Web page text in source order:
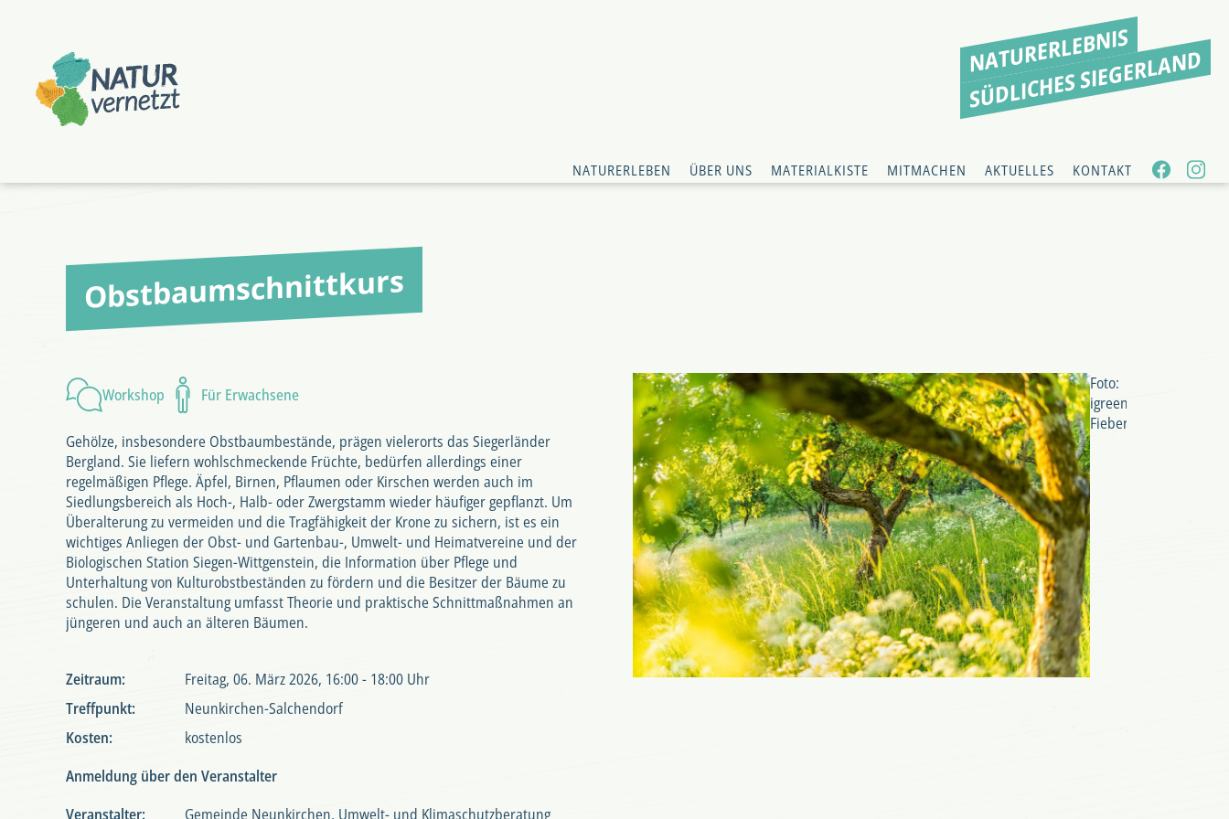
springen
springen
NATURERLEBNIS
SÜDLICHES SIEGERLAND
NATURERLEBEN ÜBER UNS MATERIALKISTE MITMACHEN AKTUELLES KONTAKT
Obstbaumschnittkurs
Workshop Für Erwachsene
Gehölze, insbesondere Obstbaumbestände, prägen vielerorts das Siegerländer
Bergland. Sie liefern wohlschmeckende Früchte, bedürfen allerdings einer
regelmäßigen Pflege. Äpfel, Birnen, Pflaumen oder Kirschen werden auch im
Siedlungsbereich als Hoch-, Halb- oder Zwergstamm wieder häufiger gepflanzt. Um
Überalterung zu vermeiden und die Tragfähigkeit der Krone zu sichern, ist es ein
wichtiges Anliegen der Obst- und Gartenbau-, Umwelt- und Heimatvereine und der
Biologischen Station Siegen-Wittgenstein, die Information über Pflege und
Unterhaltung von Kulturobstbeständen zu fördern und die Besitzer der Bäume zu
schulen. Die Veranstaltung umfasst Theorie und praktische Schnittmaßnahmen an
jüngeren und auch an älteren Bäumen.
Zeitraum:
Freitag, 06. März 2026, 16:00 - 18:00 Uhr
Treffpunkt:
Neunkirchen-Salchendorf
Kosten:
kostenlos
Anmeldung über den Veranstalter
Veranstalter:
Gemeinde Neunkirchen, Umwelt- und Klimaschutzberatung
Foto:
igreen/Jonathan
Fieber